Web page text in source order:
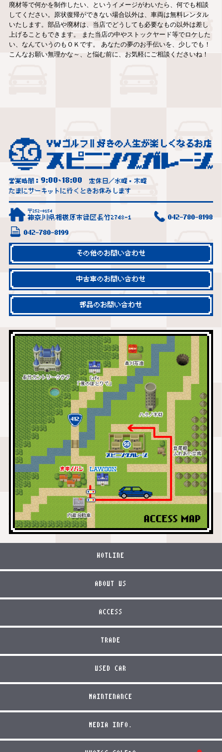
廃材等で何かを制作したい、というイメージがわいたら、何でも相談
してください。原状復帰ができない場合以外は、車両は無料レンタル
いたします。部品や廃材は、当店でどうしても必要なもの以外は差し
上げることもできます。 また当店の中やストックヤード等でロケした
い、なんていうのもＯＫです。 あなたの夢のお手伝いを、少しでも！
こんなお願い無理かな～、と悩む前に、お気軽にご相談くださいね！
営業時間： 9:00~18:00
定休日／水曜・木曜
たまにサーキットに行くときお休みします
〒252-0154
神奈川県相模原市緑区長竹2748-1 042-780-8198
042-780-8199
その他のお問い合わせ
中古車のお問い合わせ
部品のお問い合わせ
HOTLINE
ABOUT US
ACCESS
TRADE
USED CAR
MAINTENANCE
MEDIA INFO.